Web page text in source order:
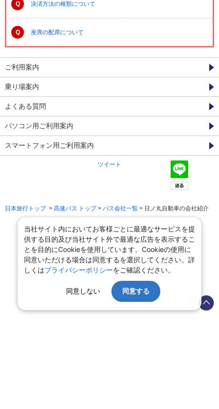
Q 決済方法の種類について
Q 座席の配席について
ご利用案内
乗り場案内
よくある質問
パソコン用ご利用案内
スマートフォン用ご利用案内
ツイート
日本旅行トップ> 高速バス トップ> バス会社一覧 > 日ノ丸自動車の会社紹介
当社サイト内においてお客様ごとに最適なサービスを提
供する目的及び当社サイト外で最適な広告を表示するこ
とを目的にCookieを使用しています。Cookieの使用に
同意いただける場合は同意するを選択してください。詳
しくはプライバシーポリシーをご確認ください。
同意しない 同意する